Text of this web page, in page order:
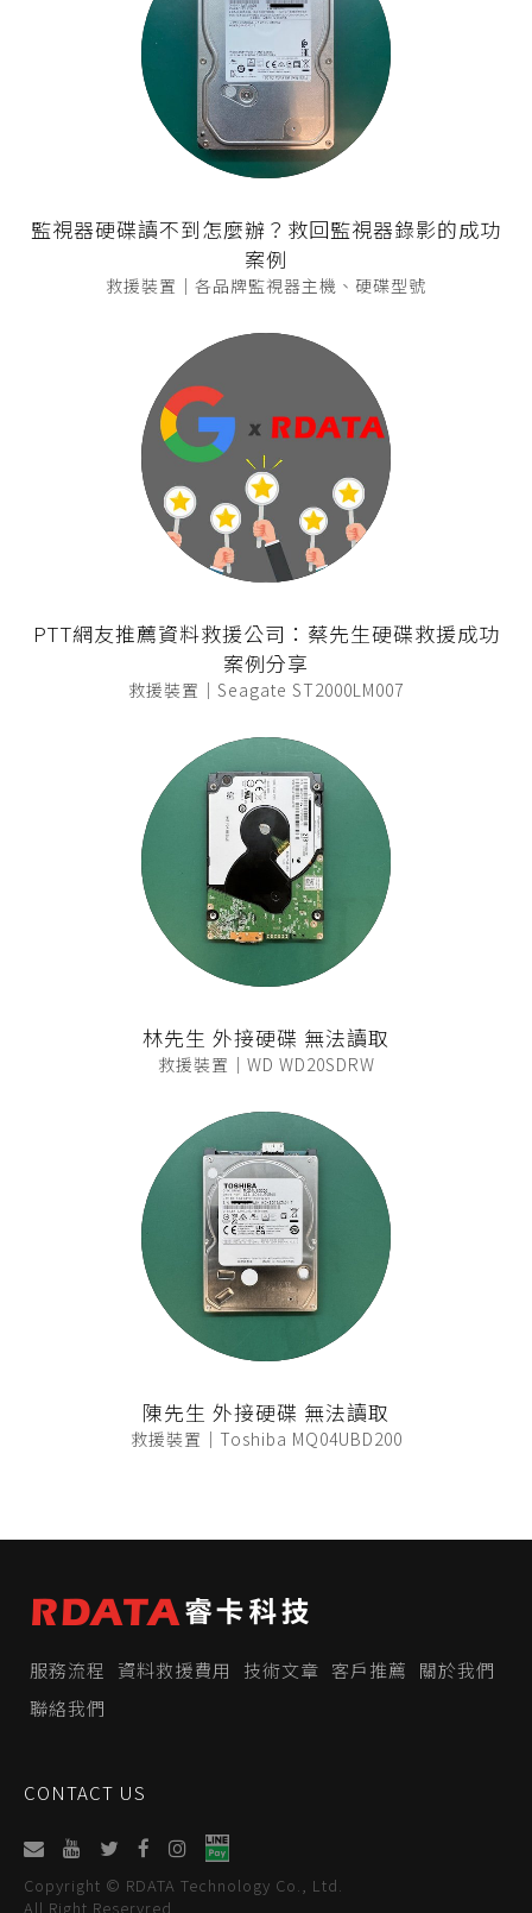
監視器硬碟讀不到怎麼辦？救回監視器錄影的成功
案例
救援裝置｜各品牌監視器主機、硬碟型號
PTT網友推薦資料救援公司：蔡先生硬碟救援成功
案例分享
救援裝置｜Seagate ST2000LM007
林先生 外接硬碟 無法讀取
救援裝置｜WD WD20SDRW
陳先生 外接硬碟 無法讀取
救援裝置｜Toshiba MQ04UBD200
服務流程 資料救援費用 技術文章 客戶推薦
關於我們
聯絡我們
CONTACT US
Copyright © RDATA Technology Co., Ltd.
All Right Reservred.